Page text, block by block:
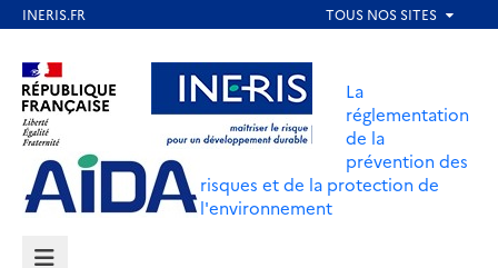
contenu
principal
Aller au contenu Aller au menu
Aller au pied de page
La
réglementation
de la
prévention des
risques et de la protection de
l'environnement
MENU